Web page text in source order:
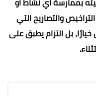
والتصاريح التي
بل التزام يطبق على